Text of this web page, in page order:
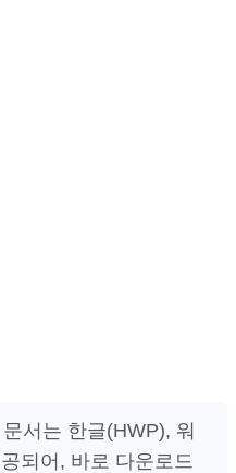
서는 한글(HWP), 워
되어, 바로 다운로드